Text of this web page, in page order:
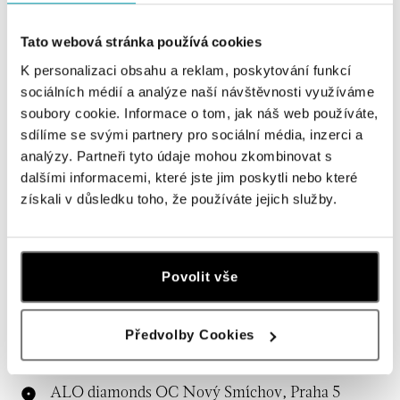
Tato webová stránka používá cookies
K personalizaci obsahu a reklam, poskytování funkcí
sociálních médií a analýze naší návštěvnosti využíváme
soubory cookie. Informace o tom, jak náš web používáte,
sdílíme se svými partnery pro sociální média, inzerci a
analýzy. Partneři tyto údaje mohou zkombinovat s
dalšími informacemi, které jste jim poskytli nebo které
získali v důsledku toho, že používáte jejich služby.
Povolit vše
Předvolby Cookies
Jantarová 3344/4, 702 00 Ostrava-Moravská Ostrava
tel.: +420 603 166 013, +420 603 565 187
zítra otevřeno od 09:00
ALO diamonds OC Nový Smíchov, Praha 5